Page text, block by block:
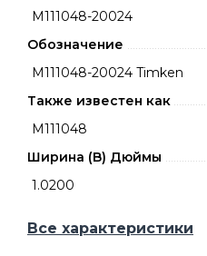
M111048-20024
Обозначение
M111048-20024 Timken
Также известен как
M111048
Ширина (B) Дюймы
1.0200
Все характеристики